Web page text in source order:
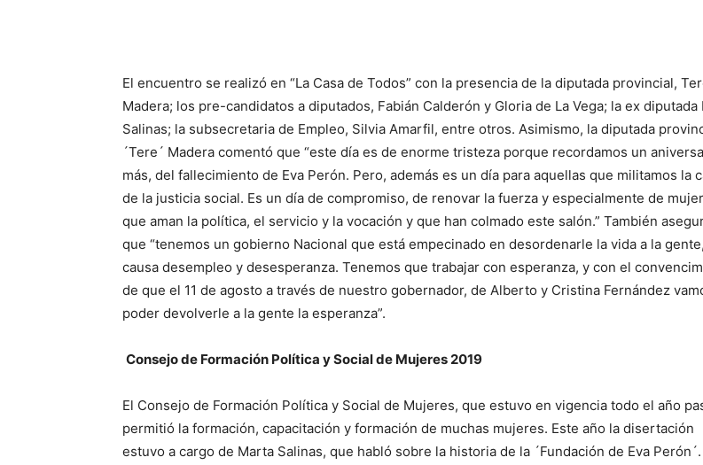
El encuentro se realizó en “La Casa de Todos” con la presencia de la diputada provincial,
Madera; los pre-candidatos a diputados, Fabián Calderón y Gloria de La Vega; la ex diputada
Salinas; la subsecretaria de Empleo, Silvia Amarfil, entre otros. Asimismo, la diputada
´Tere´ Madera comentó que “este día es de enorme tristeza porque recordamos un
más, del fallecimiento de Eva Perón. Pero, además es un día para aquellas que militamos la
de la justicia social. Es un día de compromiso, de renovar la fuerza y especialmente de
que aman la política, el servicio y la vocación y que han colmado este salón.” También
que “tenemos un gobierno Nacional que está empecinado en desordenarle la vida a la
causa desempleo y desesperanza. Tenemos que trabajar con esperanza, y con el
de que el 11 de agosto a través de nuestro gobernador, de Alberto y Cristina Fernández
poder devolverle a la gente la esperanza”.
Consejo de Formación Política y Social de Mujeres 2019
El Consejo de Formación Política y Social de Mujeres, que estuvo en vigencia todo el año
permitió la formación, capacitación y formación de muchas mujeres. Este año la disertación
estuvo a cargo de Marta Salinas, que habló sobre la historia de la ´Fundación de Eva